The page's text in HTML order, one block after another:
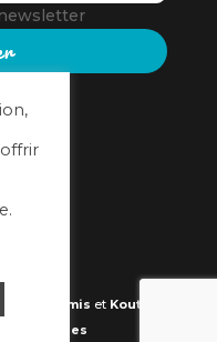
et Kouta
légales